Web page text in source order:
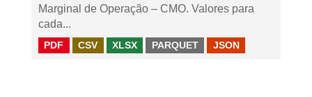
Marginal de Operação – CMO. Valores para
cada...
PDF CSV XLSX PARQUET JSON